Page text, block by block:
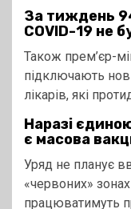
За тиждень
COVID-19 не
Також прем’єр-
підключають
лікарів, які
Наразі
є масова
Уряд не планує
«червоних»
працюватимуть